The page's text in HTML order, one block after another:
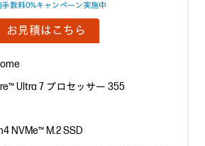
手数料0%キャンペーン実施中
お見積はこちら
Ultra 7 プロセッサー 355
NVMe™ M.2 SSD